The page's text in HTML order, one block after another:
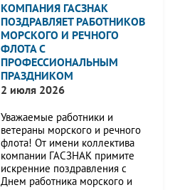
КОМПАНИЯ ГАСЗНАК
ПОЗДРАВЛЯЕТ РАБОТНИКОВ
МОРСКОГО И РЕЧНОГО
ФЛОТА С
ПРОФЕССИОНАЛЬНЫМ
ПРАЗДНИКОМ
2 июля 2026
Уважаемые работники и
ветераны морского и речного
флота! От имени коллектива
компании ГАСЗНАК примите
искренние поздравления с
Днем работника морского и